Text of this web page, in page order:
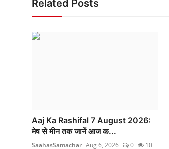
Related Posts
Aaj Ka Rashifal 7 August 2026:
मेष से मीन तक जानें आज क...
SaahasSamachar Aug 6, 2026 0 10